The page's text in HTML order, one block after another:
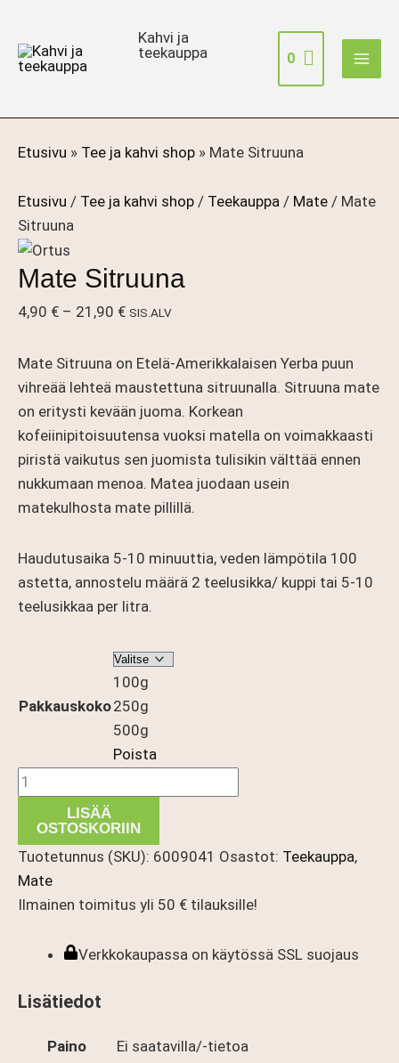
Kahvi ja
teekauppa
0
Etusivu » Tee ja kahvi shop » Mate Sitruuna
Etusivu / Tee ja kahvi shop / Teekauppa / Mate / Mate
Sitruuna
Mate Sitruuna
4,90 € – 21,90 €Hintaluokka:
-
21,90 €
SIS.ALV
Mate Sitruuna on Etelä-Amerikkalaisen Yerba puun
vihreää lehteä maustettuna sitruunalla. Sitruuna mate
on eritysti kevään juoma. Korkean
kofeiinipitoisuutensa vuoksi matella on voimakkaasti
piristä vaikutus sen juomista tulisikin välttää ennen
nukkumaan menoa. Matea juodaan usein
matekulhosta mate pillillä.
Haudutusaika 5-10 minuuttia, veden lämpötila 100
astetta, annostelu määrä 2 teelusikka/ kuppi tai 5-10
teelusikkaa per litra.
Pakkauskoko
100g
250g
500g
Poista
Mate
Sitruuna
määrä
LISÄÄ
OSTOSKORIIN
Tuotetunnus (SKU): 6009041 Osastot: Teekauppa,
Mate
Ilmainen toimitus yli 50 € tilauksille!
Verkkokaupassa on käytössä SSL suojaus
Lisätiedot
Paino
Ei saatavilla/-tietoa